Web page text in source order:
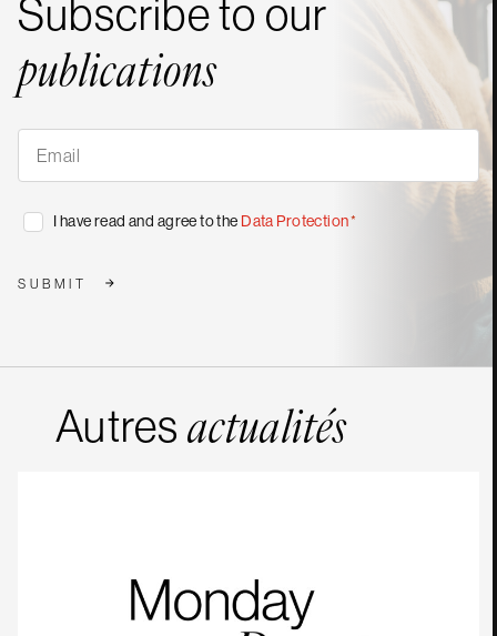
Subscribe to our
publications
Subscribe
*Consent
*
I have read and agree to the Data Protection*
SUBMIT
Autres actualités